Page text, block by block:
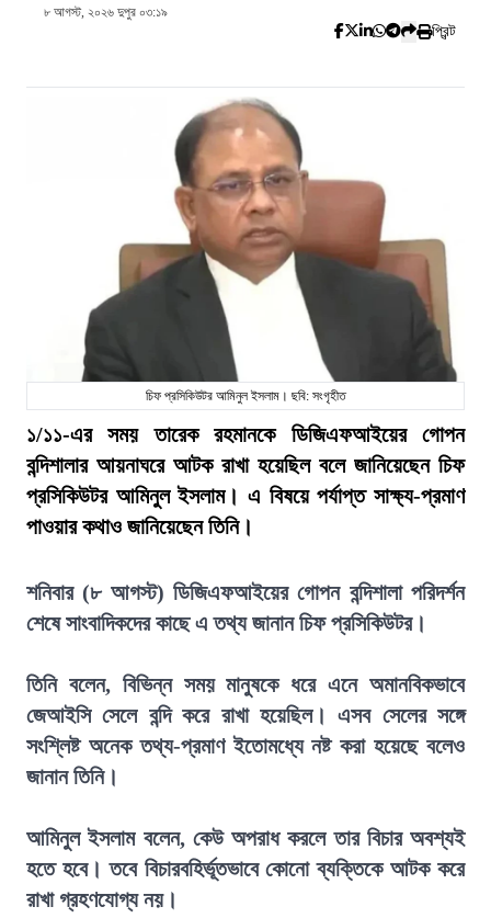
৮ আগস্ট, ২০২৬ দুপুর ০৩:১৯
প্রিন্ট
চিফ প্রসিকিউটর আমিনুল ইসলাম। ছবি: সংগৃহীত
১/১১-এর সময় তারেক রহমানকে ডিজিএফআইয়ের গোপন
বন্দিশালার আয়নাঘরে আটক রাখা হয়েছিল বলে জানিয়েছেন চিফ
প্রসিকিউটর আমিনুল ইসলাম। এ বিষয়ে পর্যাপ্ত সাক্ষ্য-প্রমাণ
পাওয়ার কথাও জানিয়েছেন তিনি।
শনিবার (৮ আগস্ট) ডিজিএফআইয়ের গোপন বন্দিশালা পরিদর্শন
শেষে সাংবাদিকদের কাছে এ তথ্য জানান চিফ প্রসিকিউটর।
তিনি বলেন, বিভিন্ন সময় মানুষকে ধরে এনে অমানবিকভাবে
জেআইসি সেলে বন্দি করে রাখা হয়েছিল। এসব সেলের সঙ্গে
সংশ্লিষ্ট অনেক তথ্য-প্রমাণ ইতোমধ্যে নষ্ট করা হয়েছে বলেও
জানান তিনি।
আমিনুল ইসলাম বলেন, কেউ অপরাধ করলে তার বিচার অবশ্যই
হতে হবে। তবে বিচারবহির্ভূতভাবে কোনো ব্যক্তিকে আটক করে
রাখা গ্রহণযোগ্য নয়।